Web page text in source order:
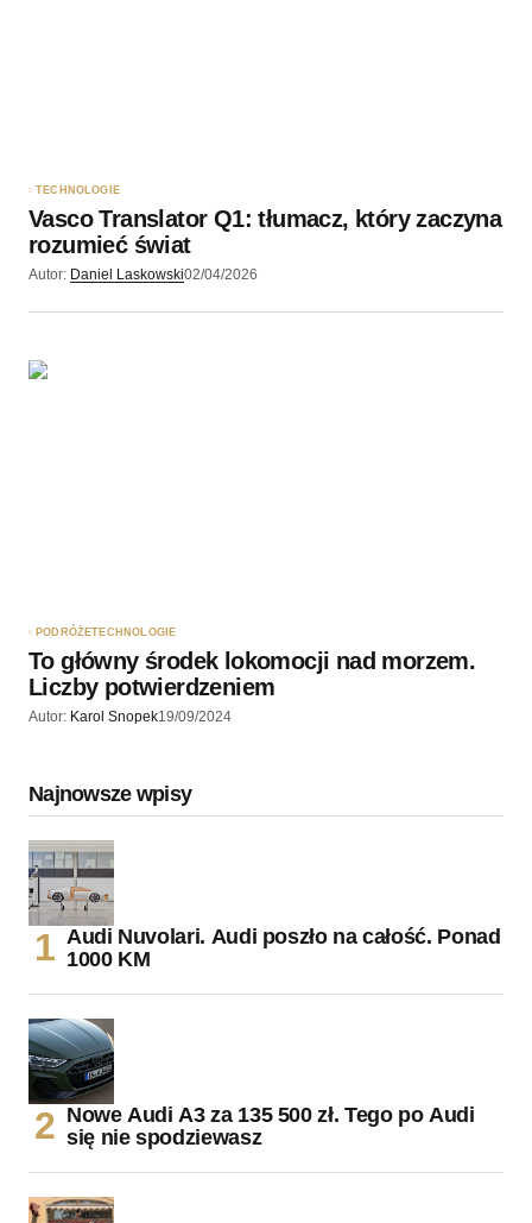
TECHNOLOGIE
Vasco Translator Q1: tłumacz, który zaczyna
rozumieć świat
Autor: Daniel Laskowski02/04/2026
PODRÓŻETECHNOLOGIE
To główny środek lokomocji nad morzem.
Liczby potwierdzeniem
Autor: Karol Snopek19/09/2024
Najnowsze wpisy
Audi Nuvolari. Audi poszło na całość. Ponad
1000 KM
Nowe Audi A3 za 135 500 zł. Tego po Audi
się nie spodziewasz